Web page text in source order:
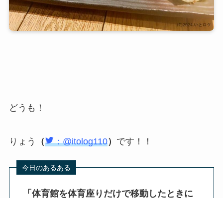
どうも！
りょう （ ：@itolog110） です！！
「体育館を体育座りだけで移動したときに